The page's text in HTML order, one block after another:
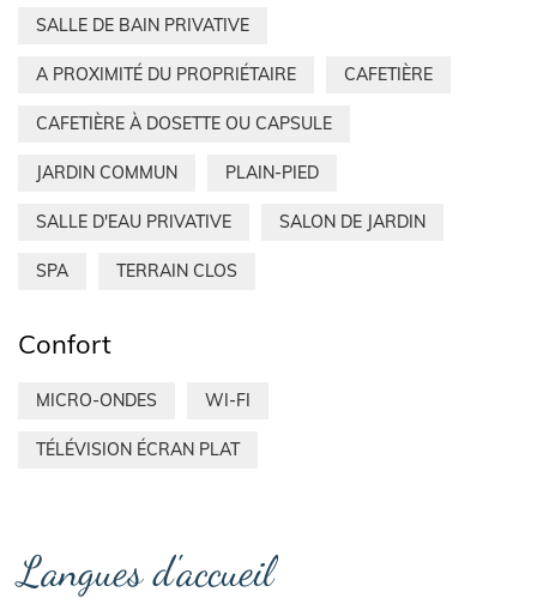
SALLE DE BAIN PRIVATIVE
A PROXIMITÉ DU PROPRIÉTAIRE CAFETIÈRE
CAFETIÈRE À DOSETTE OU CAPSULE
JARDIN COMMUN PLAIN-PIED
SALLE D'EAU PRIVATIVE SALON DE JARDIN
SPA TERRAIN CLOS
Confort
MICRO-ONDES WI-FI
TÉLÉVISION ÉCRAN PLAT
Langues d'accueil